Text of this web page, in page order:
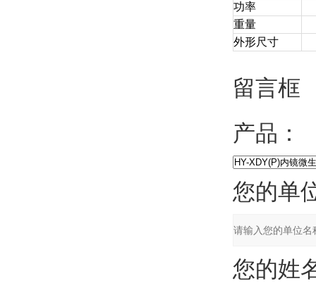
功率
重量
外形尺寸
留言框
产品：
您的单位
您的姓名